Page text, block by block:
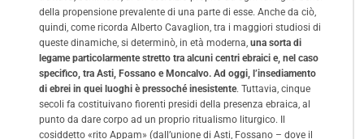
della propensione prevalente di una parte di esse. Anche da ciò,
quindi, come ricorda Alberto Cavaglion, tra i maggiori studiosi di
queste dinamiche, si determinò, in età moderna, una sorta di
legame particolarmente stretto tra alcuni centri ebraici e, nel caso
specifico, tra Asti, Fossano e Moncalvo. Ad oggi, l’insediamento
di ebrei in quei luoghi è pressoché inesistente. Tuttavia, cinque
secoli fa costituivano fiorenti presidi della presenza ebraica, al
punto da dare corpo ad un proprio ritualismo liturgico. Il
cosiddetto «rito Appam» (dall’unione di Asti, Fossano – dove il